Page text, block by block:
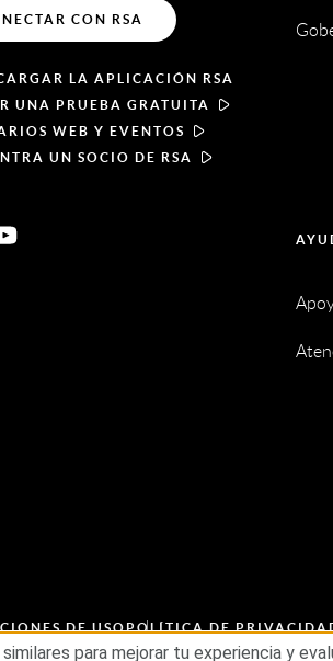
CON RSA
LA APLICACIÓN RSA
UNA PRUEBA GRATUITA
WEB Y EVENTOS
UN SOCIO DE RSA
DE USO POLÍTICA DE
para mejorar tu experiencia y